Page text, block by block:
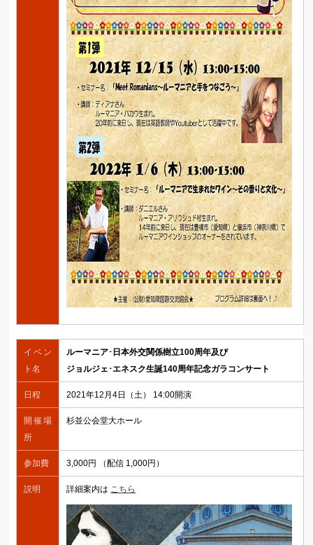
イベン
ト名
ルーマニア･日本外交関係樹立100周年及び
ジョルジェ･エネスク生誕140周年記念ガラコンサート
日程 2021年12月4日（土） 14:00開演
開催場
所
杉並公会堂大ホール
参加費 3,000円 （配信 1,000円）
説明 詳細案内は こちら